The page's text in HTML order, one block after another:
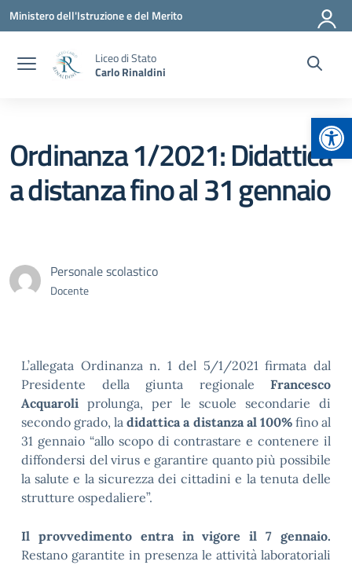
Vai ai contenuti
Vai al menu di navigazione
Vai al footer
Ministero dell'Istruzione e del Merito
Liceo di Stato
Carlo Rinaldini
Ordinanza 1/2021: Didattica
a distanza fino al 31 gennaio
Personale scolastico
Docente
L’allegata Ordinanza n. 1 del 5/1/2021 firmata dal
Presidente della giunta regionale Francesco
Acquaroli prolunga, per le scuole secondarie di
secondo grado, ladidattica a distanza al 100%fino al
31 gennaio “allo scopo di contrastare e contenere il
diffondersi del virus e garantire quanto più possibile
la salute e la sicurezza dei cittadini e la tenuta delle
strutture ospedaliere”.
Il provvedimento entra in vigore il 7 gennaio.
Restano garantite in presenza le attività laboratoriali